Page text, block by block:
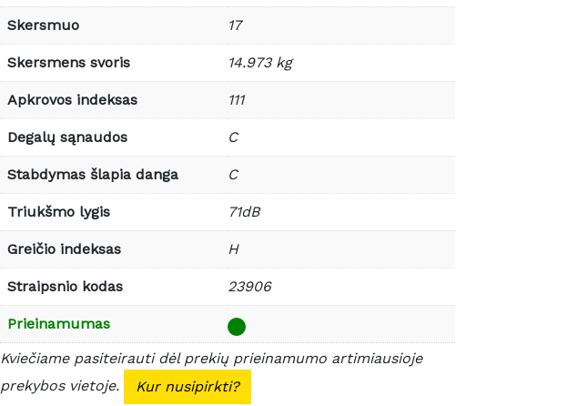
Skersmuo 17
Skersmens svoris 14.973 kg
Apkrovos indeksas 111
Degalų sąnaudos C
Stabdymas šlapia danga C
Triukšmo lygis 71dB
Greičio indeksas H
Straipsnio kodas 23906
Prieinamumas
Kviečiame pasiteirauti dėl prekių prieinamumo artimiausioje
prekybos vietoje.
Kur nusipirkti?